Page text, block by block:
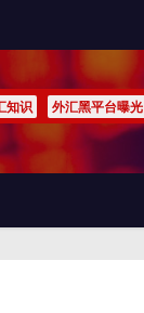
知识 外汇黑平台曝光